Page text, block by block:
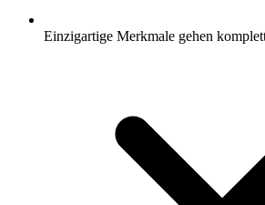
Einzigartige Merkmale gehen